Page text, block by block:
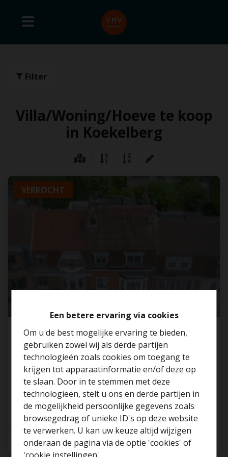
Een betere ervaring via cookies
Om u de best mogelijke ervaring te bieden,
gebruiken zowel wij als derde partijen
technologieën zoals cookies om toegang te
krijgen tot apparaatinformatie en/of deze op
te slaan. Door in te stemmen met deze
technologieën, stelt u ons en derde partijen in
de mogelijkheid persoonlijke gegevens zoals
browsegedrag of unieke ID's op deze website
te verwerken. U kan uw keuze altijd wijzigen
onderaan de pagina via de optie 'cookies' of
'cookie instellingen'.
Filter
Villa/Woning/Hoeve te koop
in Koekelberg
VERKOCHT
Instapklare woning met 6 SLK, 2 badkamers
en zuidgerichte tuin te Koekelberg!
1081 Koekelberg
6 2 245 m²
Benieuwd naar de
waarde van je huis?
Gratis schatting